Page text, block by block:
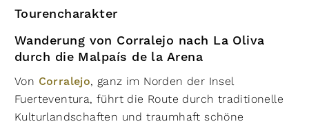
Tourencharakter
Wanderung von Corralejo nach La Oliva
durch die Malpaís de la Arena
Von Corralejo, ganz im Norden der Insel
Fuerteventura, führt die Route durch traditionelle
Kulturlandschaften und traumhaft schöne